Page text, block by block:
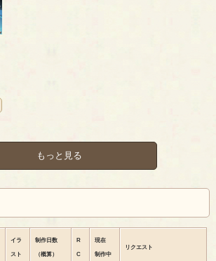
もっと見る
イラ
スト
制作日数
（概算）
R
C
現在
制作中
リクエスト